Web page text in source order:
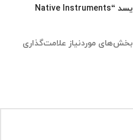
اولین کسی باشید که دیدگاهی می نویسد “Native Instruments
بخش‌های موردنیاز علامت‌گذاری